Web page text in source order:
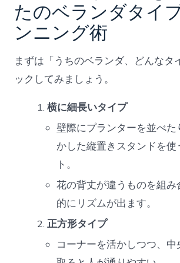
たのベランダタイ
ンニング術
まずは「うちのベランダ、どんなタ
ックしてみましょう。
横に細長いタイプ
壁際にプランターを並べ
かした縦置きスタンドを使
ト。
花の背丈が違うものを組
的にリズムが出ます。
正方形タイプ
コーナーを活かしつつ、